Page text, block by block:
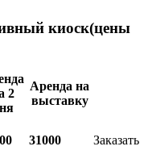
киоск(цены
2
Аренда на
выставку
31000 Заказать